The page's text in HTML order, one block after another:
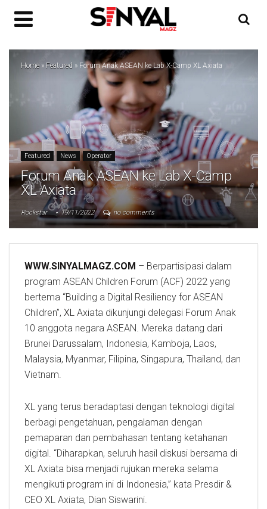
Home » Featured » Forum Anak ASEAN ke Lab X-Camp XL Axiata
Featured News Operator
Forum Anak ASEAN ke Lab X-Camp
XL Axiata
Rockstar 19/11/2022 no comments
WWW.SINYALMAGZ.COM – Berpartisipasi dalam
program ASEAN Children Forum (ACF) 2022 yang
bertema “Building a Digital Resiliency for ASEAN
Children”, XL Axiata dikunjungi delegasi Forum Anak
10 anggota negara ASEAN. Mereka datang dari
Brunei Darussalam, Indonesia, Kamboja, Laos,
Malaysia, Myanmar, Filipina, Singapura, Thailand, dan
Vietnam.
XL yang terus beradaptasi dengan teknologi digital
berbagi pengetahuan, pengalaman dengan
pemaparan dan pembahasan tentang ketahanan
digital. “Diharapkan, seluruh hasil diskusi bersama di
XL Axiata bisa menjadi rujukan mereka selama
mengikuti program ini di Indonesia,” kata Presdir &
CEO XL Axiata, Dian Siswarini.